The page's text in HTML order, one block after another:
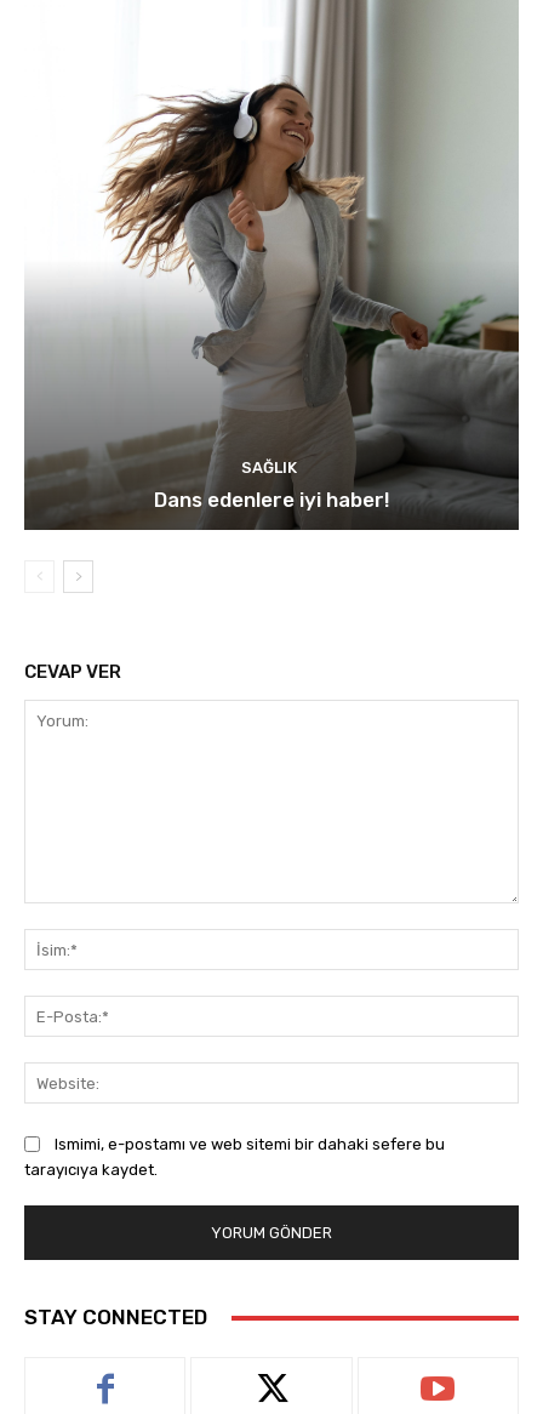
SAĞLIK
Dans edenlere iyi haber!
CEVAP VER
Ismimi, e-postamı ve web sitemi bir dahaki sefere bu
tarayıcıya kaydet.
STAY CONNECTED